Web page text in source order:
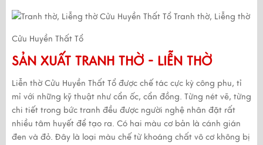
Tranh thờ, Liễng thờ
Cửu Huyền Thất Tổ
SẢN XUẤT TRANH THỜ - LIỄN THỜ
Liễn thờ Cửu Huyền Thất Tổ được chế tác cực kỳ công phu, tỉ
mỉ với những kỹ thuật như cẩn ốc, cẩn đồng. Từng nét vẽ, từng
chi tiết trong bức tranh đều được người nghệ nhân đặt rất
nhiều tâm huyết để tạo ra. Có hai màu cơ bản là cánh gián
đen và đỏ. Đây là loại màu chế từ khoáng chất vô cơ không bị